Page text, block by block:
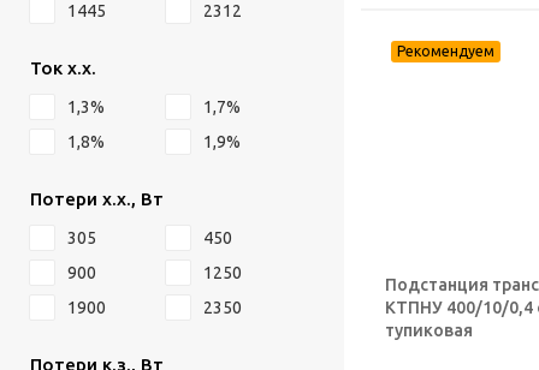
1445
2312
Ток х.х.
1,3%
1,7%
1,8%
1,9%
Потери х.х., Вт
305
450
900
1250
1900
2350
Потери к.з., Вт
Подстанция
КТПНУ 400/10/0,4
тупиковая